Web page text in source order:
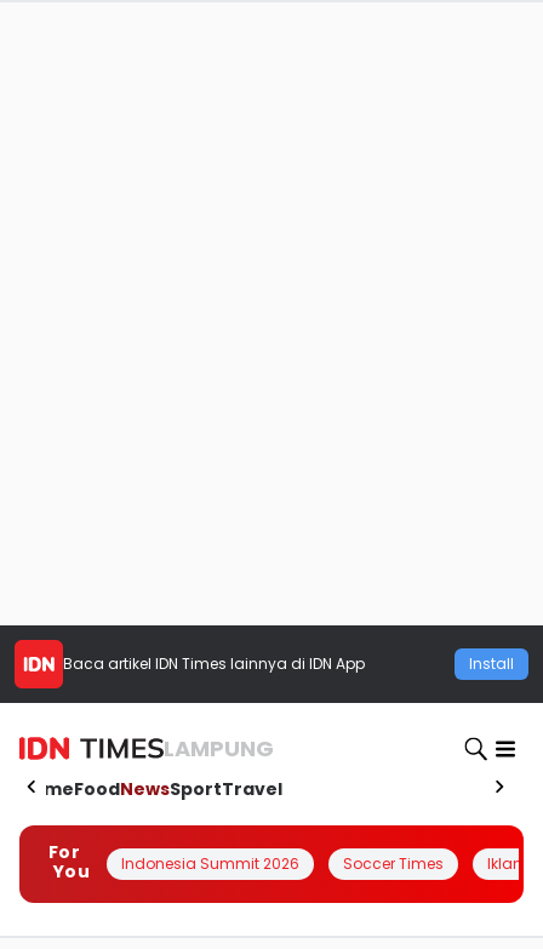
Baca artikel IDN Times lainnya di IDN App Install
LAMPUNG
HomeFoodNewsSportTravel
For
You
Indonesia Summit 2026 Soccer Times Iklanin